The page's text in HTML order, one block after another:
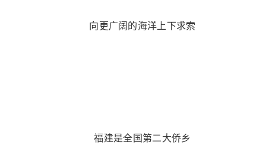
向更广阔的海洋上下求索
福建是全国第二大侨乡